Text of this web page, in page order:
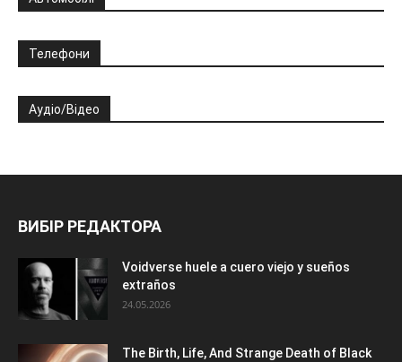
Телефони
Аудіо/Відео
ВИБІР РЕДАКТОРА
Voidverse huele a cuero viejo y sueños
extraños
24.05.2026
The Birth, Life, And Strange Death of Black